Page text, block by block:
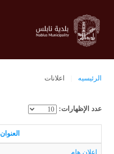
الرئيسيه اعلانات
عدد الإظهارات:
العنوان
اعلان هام